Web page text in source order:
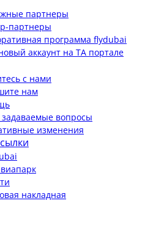
партнеры
партнеры
программа flydubai
аккаунт на TA портале
с нами
нам
задаваемые вопросы
изменения
накладная